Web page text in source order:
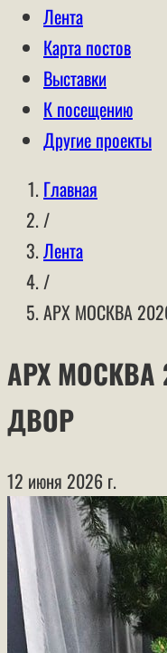
Лента
Карта постов
Выставки
К посещению
Другие проекты
Главная
/
Лента
/
АРХ МОСКВА
АРХ МОСКВА
ДВОР
12 июня 2026 г.